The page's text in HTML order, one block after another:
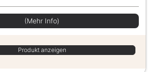
(Mehr Info)
Produkt anzeigen